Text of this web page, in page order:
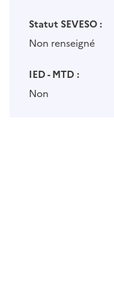
Statut SEVESO :
Non renseigné
IED - MTD :
Non